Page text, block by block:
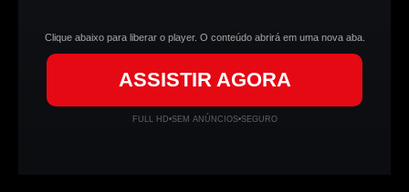
Clique abaixo para liberar o player. O conteúdo abrirá em uma nova aba.
ASSISTIR AGORA
FULL HD•SEM ANÚNCIOS•SEGURO